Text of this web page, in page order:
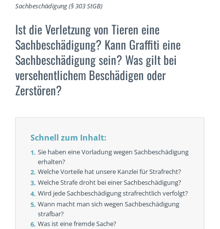
Sachbeschädigung (§ 303 StGB)
Ist die Verletzung von Tieren eine
Sachbeschädigung? Kann Graffiti eine
Sachbeschädigung sein? Was gilt bei
versehentlichem Beschädigen oder
Zerstören?
Schnell zum Inhalt:
Sie haben eine Vorladung wegen Sachbeschädigung
erhalten?
Welche Vorteile hat unsere Kanzlei für Strafrecht?
Welche Strafe droht bei einer Sachbeschädigung?
Wird jede Sachbeschädigung strafrechtlich verfolgt?
Wann macht man sich wegen Sachbeschädigung
strafbar?
Was ist eine fremde Sache?